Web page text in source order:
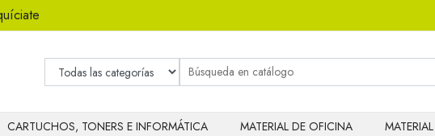
CARTUCHOS, TONERS E INFORMÁTICA MATERIAL DE OFICINA